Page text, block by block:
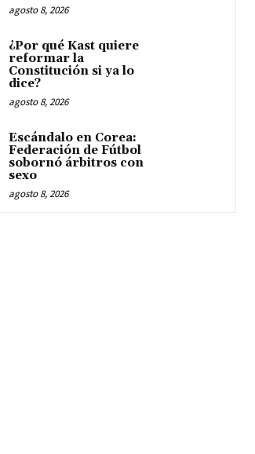
agosto 8, 2026
¿Por qué Kast quiere
reformar la
Constitución si ya lo
dice?
agosto 8, 2026
Escándalo en Corea:
Federación de Fútbol
sobornó árbitros con
sexo
agosto 8, 2026